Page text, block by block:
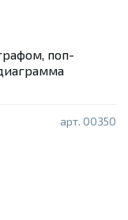
арт. 00350
поп-